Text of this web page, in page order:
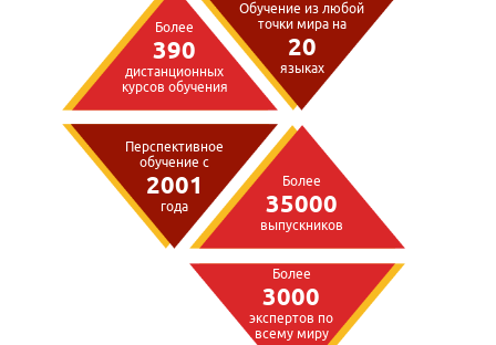
Более
390
дистанционных
курсов обучения
Обучение из любой
точки мира на
20
языках
Более
3000
экспертов по
всему миру
Перспективное
обучение с
2001
года
Более
35000
выпускников